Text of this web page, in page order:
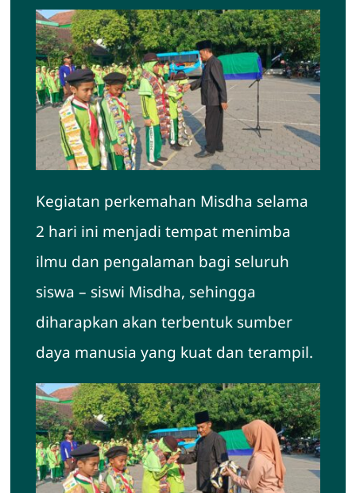
Kegiatan perkemahan Misdha selama
2 hari ini menjadi tempat menimba
ilmu dan pengalaman bagi seluruh
siswa – siswi Misdha, sehingga
diharapkan akan terbentuk sumber
daya manusia yang kuat dan terampil.